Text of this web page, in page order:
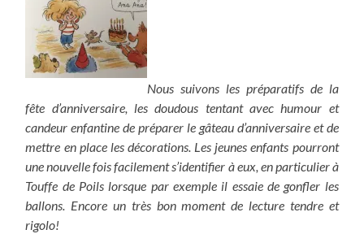
Nous suivons les préparatifs de la
fête d’anniversaire, les doudous tentant avec humour et
candeur enfantine de préparer le gâteau d’anniversaire et de
mettre en place les décorations. Les jeunes enfants pourront
une nouvelle fois facilement s’identifier à eux, en particulier à
Touffe de Poils lorsque par exemple il essaie de gonfler les
ballons. Encore un très bon moment de lecture tendre et
rigolo!